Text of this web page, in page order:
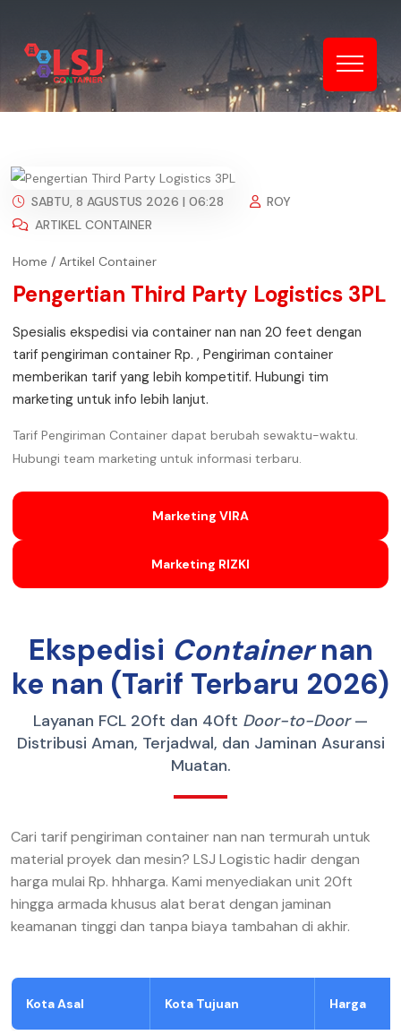
SABTU, 8 AGUSTUS 2026 | 06:28
ROY
ARTIKEL CONTAINER
Home / Artikel Container
Pengertian Third Party Logistics 3PL
Spesialis ekspedisi via container nan nan 20 feet dengan
tarif pengiriman container Rp. , Pengiriman container
memberikan tarif yang lebih kompetitif. Hubungi tim
marketing untuk info lebih lanjut.
Tarif Pengiriman Container dapat berubah sewaktu-waktu.
Hubungi team marketing untuk informasi terbaru.
Marketing VIRA
Marketing RIZKI
Ekspedisi Containernan
ke nan (Tarif Terbaru 2026)
Layanan FCL 20ft dan 40ft Door-to-Door—
Distribusi Aman, Terjadwal, dan Jaminan Asuransi
Muatan.
Cari tarif pengiriman container nan nan termurah untuk
material proyek dan mesin? LSJ Logistic hadir dengan
harga mulai Rp. hhharga. Kami menyediakan unit 20ft
hingga armada khusus alat berat dengan jaminan
keamanan tinggi dan tanpa biaya tambahan di akhir.
Kota Asal Kota Tujuan Harga